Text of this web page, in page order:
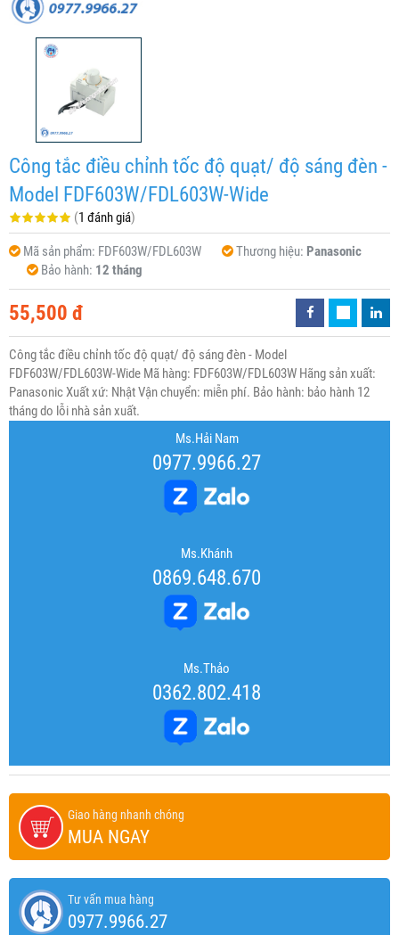
Công tắc điều chỉnh tốc độ quạt/ độ sáng đèn -
Model FDF603W/FDL603W-Wide
(1 đánh giá)
Mã sản phẩm: FDF603W/FDL603W Thương hiệu: Panasonic
Bảo hành: 12 tháng
55,500 đ
Công tắc điều chỉnh tốc độ quạt/ độ sáng đèn - Model
FDF603W/FDL603W-Wide Mã hàng: FDF603W/FDL603W Hãng sản xuất:
Panasonic Xuất xứ: Nhật Vận chuyển: miễn phí. Bảo hành: bảo hành 12
tháng do lỗi nhà sản xuất.
Ms.Hải Nam
0977.9966.27
Ms.Khánh
0869.648.670
Ms.Thảo
0362.802.418
Giao hàng nhanh chóng
MUA NGAY
Tư vấn mua hàng
0977.9966.27